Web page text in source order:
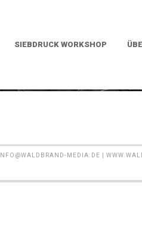
SIEBDRUCK WORKSHOP
INFO@WALDBRAND-MEDIA.DE |